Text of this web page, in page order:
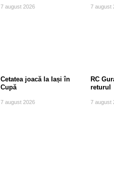
7 august 2026 7 august
Cetatea joacă la Iași în
Cupă
7 august 2026
RC
returul
7 august